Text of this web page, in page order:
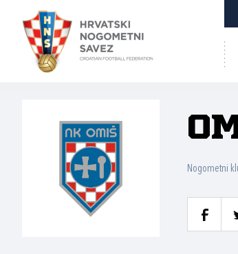
Nogometni